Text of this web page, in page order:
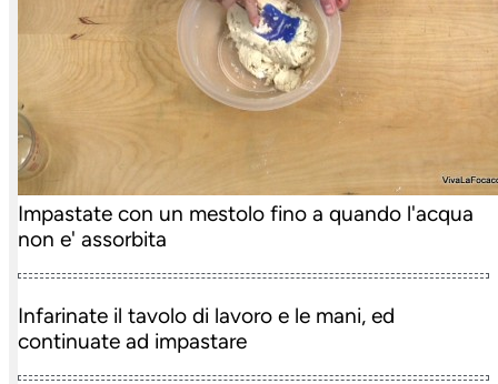
Impastate con un mestolo fino a quando l'acqua
non e' assorbita
Infarinate il tavolo di lavoro e le mani, ed
continuate ad impastare